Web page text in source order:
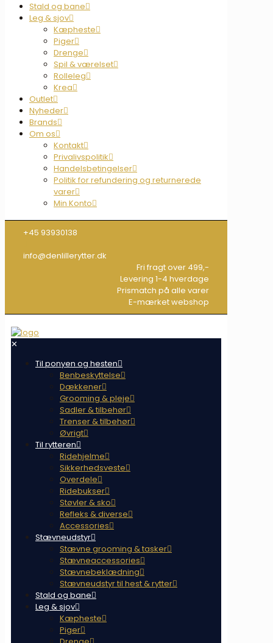
Stald og bane
Leg & sjov
Kæpheste
Piger
Drenge
Spil & værelset
Rolleleg
Krea
Outlet
Nyheder
Brands
Om os
Kontakt
Privalivspolitik
Handelsbetingelser
Politik for refundering og returnerede
varer
Min Konto
+45 93930138
info@denlillerytter.dk
Fri fragt over 499,-
Levering 1-4 hverdage
Prismatch på alle varer
E-mærket webshop
✕
Til ponyen og hesten
Benbeskyttelse
Dækkener
Grooming & pleje
Sadler & tilbehør
Trenser & tilbehør
Øvrigt
Til rytteren
Ridehjelme
Sikkerhedsveste
Overdele
Ridebukser
Støvler & sko
Refleks & diverse
Accessories
Stævneudstyr
Stævne grooming & tasker
Stævneaccessories
Stævnebeklædning
Stævneudstyr til hest & rytter
Stald og bane
Leg & sjov
Kæpheste
Piger